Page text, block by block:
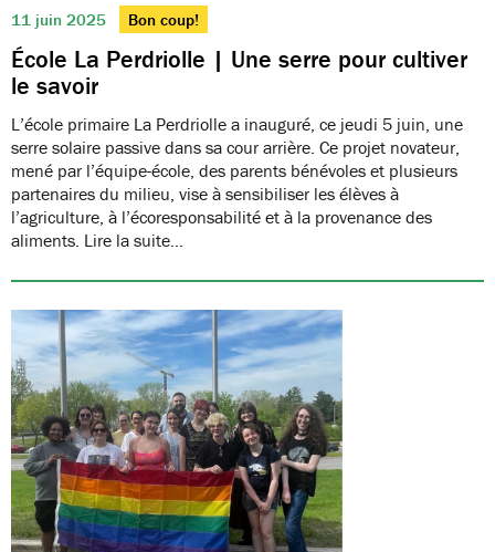
11 juin 2025 Bon coup!
École La Perdriolle | Une serre pour cultiver
le savoir
L’école primaire La Perdriolle a inauguré, ce jeudi 5 juin, une
serre solaire passive dans sa cour arrière. Ce projet novateur,
mené par l’équipe-école, des parents bénévoles et plusieurs
partenaires du milieu, vise à sensibiliser les élèves à
l’agriculture, à l’écoresponsabilité et à la provenance des
aliments. Lire la suite…